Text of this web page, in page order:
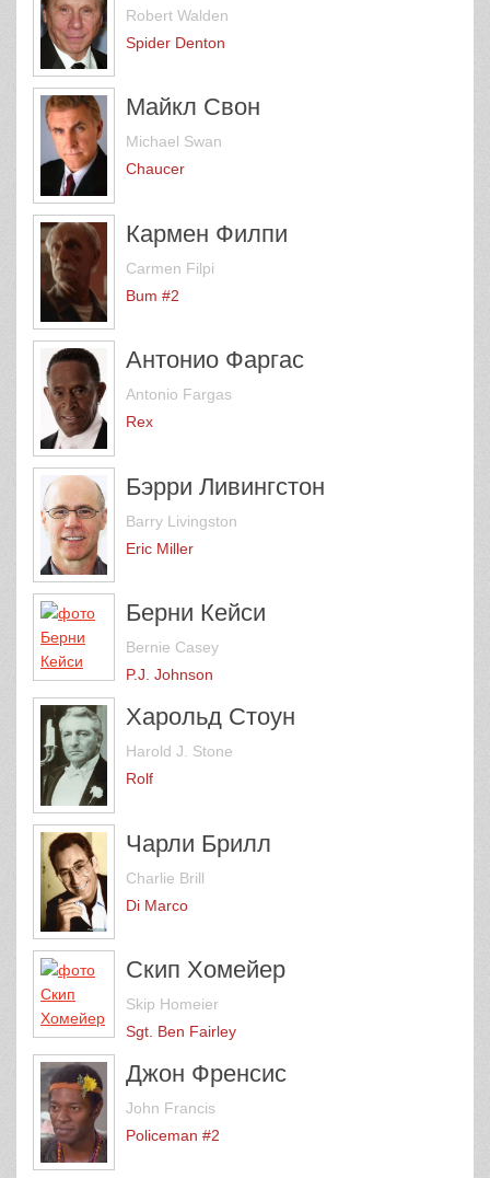
Robert Walden
Spider Denton
Майкл Свон
Michael Swan
Chaucer
Кармен Филпи
Carmen Filpi
Bum #2
Антонио Фаргас
Antonio Fargas
Rex
Бэрри Ливингстон
Barry Livingston
Eric Miller
Берни Кейси
Bernie Casey
P.J. Johnson
Харольд Стоун
Harold J. Stone
Rolf
Чарли Брилл
Charlie Brill
Di Marco
Скип Хомейер
Skip Homeier
Sgt. Ben Fairley
Джон Френсис
John Francis
Policeman #2